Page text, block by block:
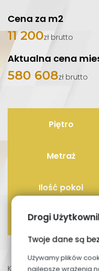
Drogi
Twoje dane są
Używamy plików
najlepsze wrażenia
Cena za m2
11 200zł brutto
Aktualna cena
580 608zł brutto
Piętro
Metraż
Ilość pokoi
Status
Karta mieszkaniado